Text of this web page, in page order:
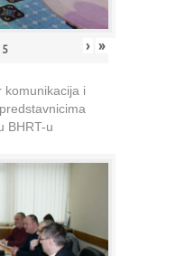
5 › »
komunikacija i
BHRT-u